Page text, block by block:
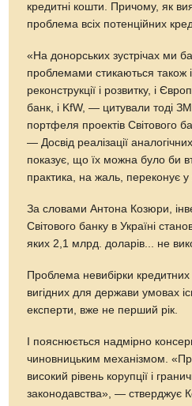
кредитні кошти. Причому, як
проблема всіх потенційних
«На донорських зустрічах ми
проблемами стикаються також
реконструкції і розвитку, і
банк, і KfW, — цитували тоді
портфеля проектів Світового
— Досвід реалізації
показує, що їх можна було би
практика, на жаль, переконує
За словами Антона Козюри,
Світового банку в Україні
яких 2,1 млрд. доларів... не
Проб­лема невибірки
вигідних для держави умовах
експерти, вже не перший рік.
І пояснюється надмірно
чиновницьким механізмом.
високий рівень корупції і
законодавства», — стверджує